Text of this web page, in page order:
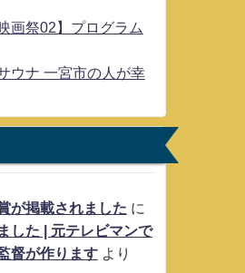
画祭02】プログラム
ウナ 一宮市の人が幸
が掲載されました に
した | 元テレビマンで
督が作りますより